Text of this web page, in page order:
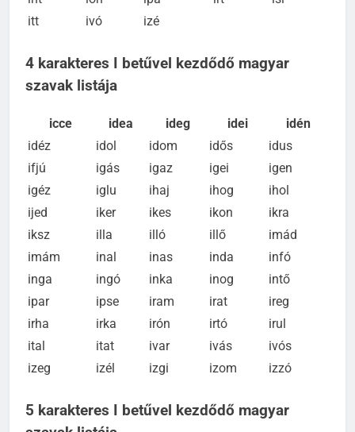
int
ion ipa
4 karakteres I betűvel kezdődő magyar
idea
idéz
idol idom idős
idus
ifjú
igás igaz igei
igen
igéz
iglu ihaj ihog
ihol
ijed
iker ikes ikon
ikra
iksz
illa illó illő
imád
imám
inal inas inda
infó
inga
ingó inka inog
intő
ipar
ipse iram irat
ireg
irha
irka irón irtó
irul
ital
itat ivar ivás
ivós
5 karakteres I betűvel kezdődő magyar